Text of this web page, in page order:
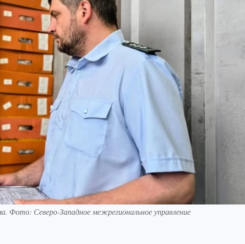
Фото: Северо-Западное межрегиональное управление